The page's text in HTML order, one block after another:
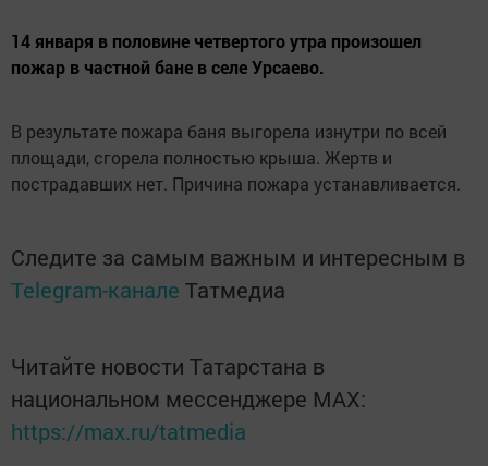
14 января в половине четвертого утра произошел
пожар в частной бане в селе Урсаево.
В результате пожара баня выгорела изнутри по всей
площади, сгорела полностью крыша. Жертв и
пострадавших нет. Причина пожара устанавливается.
Следите за самым важным и интересным в
Telegram-канале Татмедиа
Читайте новости Татарстана в
национальном мессенджере MАХ:
https://max.ru/tatmedia